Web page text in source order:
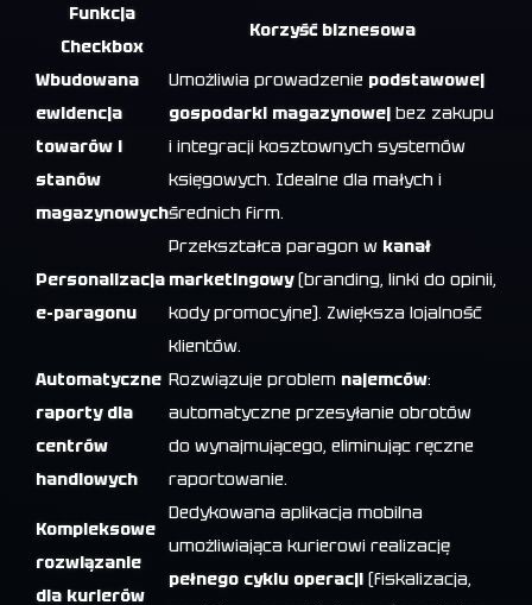
Funkcja
Checkbox
Korzyść biznesowa
Wbudowana
ewidencja
towarów i
stanów
magazynowych
Umożliwia prowadzenie podstawowej
gospodarki magazynowej bez zakupu
i integracji kosztownych systemów
księgowych. Idealne dla małych i
średnich firm.
Personalizacja
e-paragonu
Przekształca paragon w kanał
marketingowy(branding, linki do opinii,
kody promocyjne). Zwiększa lojalność
klientów.
Automatyczne
raporty dla
centrów
handlowych
Rozwiązuje problem najemców:
automatyczne przesyłanie obrotów
do wynajmującego, eliminując ręczne
raportowanie.
Kompleksowe
rozwiązanie
dla kurierów
Dedykowana aplikacja mobilna
umożliwiająca kurierowi realizację
pełnego cyklu operacji (fiskalizacja,